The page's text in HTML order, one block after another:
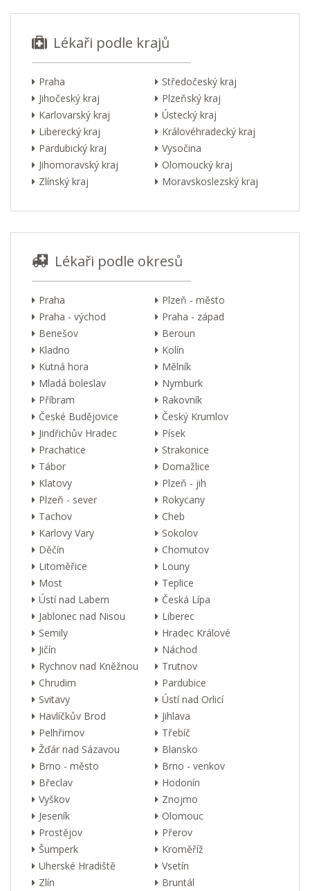
Lékaři podle krajů
Praha
Středočeský kraj
Jihočeský kraj
Plzeňský kraj
Karlovarský kraj
Ústecký kraj
Liberecký kraj
Královéhradecký kraj
Pardubický kraj
Vysočina
Jihomoravský kraj
Olomoucký kraj
Zlínský kraj
Moravskoslezský kraj
Lékaři podle okresů
Praha
Plzeň - město
Praha - východ
Praha - západ
Benešov
Beroun
Kladno
Kolín
Kutná hora
Mělník
Mladá boleslav
Nymburk
Příbram
Rakovník
České Budějovice
Český Krumlov
Jindřichův Hradec
Písek
Prachatice
Strakonice
Tábor
Domažlice
Klatovy
Plzeň - jih
Plzeň - sever
Rokycany
Tachov
Cheb
Karlovy Vary
Sokolov
Děčín
Chomutov
Litoměřice
Louny
Most
Teplice
Ústí nad Labem
Česká Lípa
Jablonec nad Nisou
Liberec
Semily
Hradec Králové
Jičín
Náchod
Rychnov nad Kněžnou
Trutnov
Chrudim
Pardubice
Svitavy
Ústí nad Orlicí
Havlíčkův Brod
Jihlava
Pelhřimov
Třebíč
Žďár nad Sázavou
Blansko
Brno - město
Brno - venkov
Břeclav
Hodonín
Vyškov
Znojmo
Jeseník
Olomouc
Prostějov
Přerov
Šumperk
Kroměříž
Uherské Hradiště
Vsetín
Zlín
Bruntál